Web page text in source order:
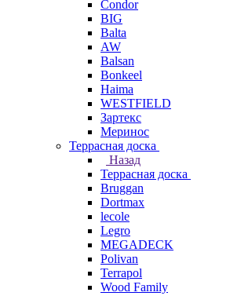
Condor
BIG
Balta
AW
Balsan
Bonkeel
Haima
WESTFIELD
Зартекс
Меринос
Террасная доска
Назад
Террасная доска
Bruggan
Dortmax
lecole
Legro
MEGADECK
Polivan
Terrapol
Wood Family